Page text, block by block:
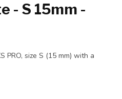
- S 15mm -
PRO, size S (15 mm) with a